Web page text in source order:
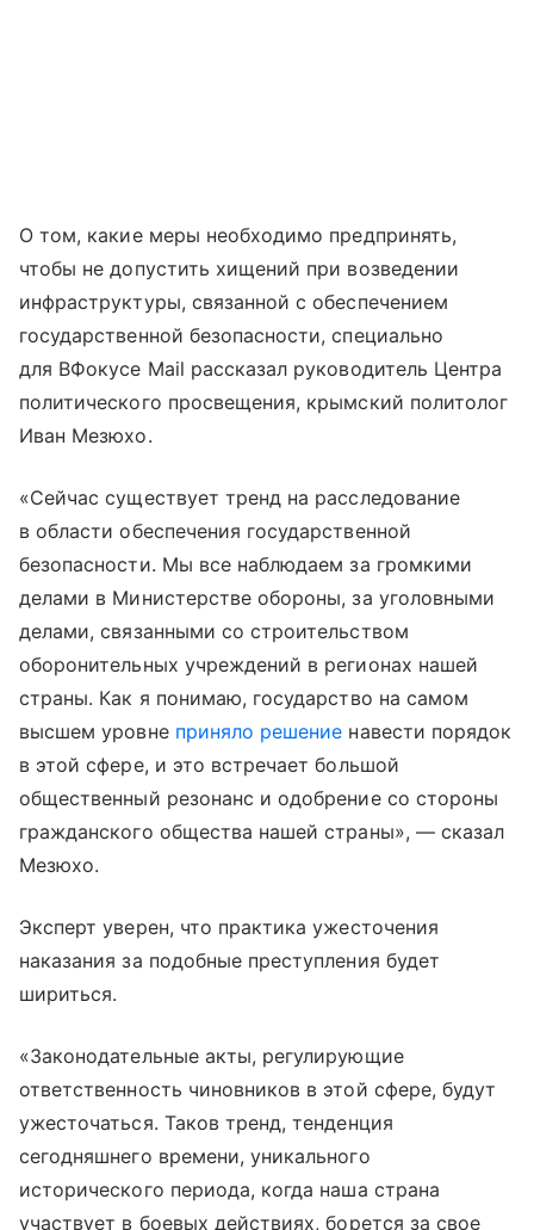
О том, какие меры необходимо предпринять,
чтобы не допустить хищений при возведении
инфраструктуры, связанной с обеспечением
государственной безопасности, специально
для ВФокусе Mail рассказал руководитель Центра
политического просвещения, крымский политолог
Иван Мезюхо.
«Сейчас существует тренд на расследование
в области обеспечения государственной
безопасности. Мы все наблюдаем за громкими
делами в Министерстве обороны, за уголовными
делами, связанными со строительством
оборонительных учреждений в регионах нашей
страны. Как я понимаю, государство на самом
высшем уровне приняло решение навести порядок
в этой сфере, и это встречает большой
общественный резонанс и одобрение со стороны
гражданского общества нашей страны», — сказал
Мезюхо.
Эксперт уверен, что практика ужесточения
наказания за подобные преступления будет
шириться.
«Законодательные акты, регулирующие
ответственность чиновников в этой сфере, будут
ужесточаться. Таков тренд, тенденция
сегодняшнего времени, уникального
исторического периода, когда наша страна
участвует в боевых действиях, борется за свое